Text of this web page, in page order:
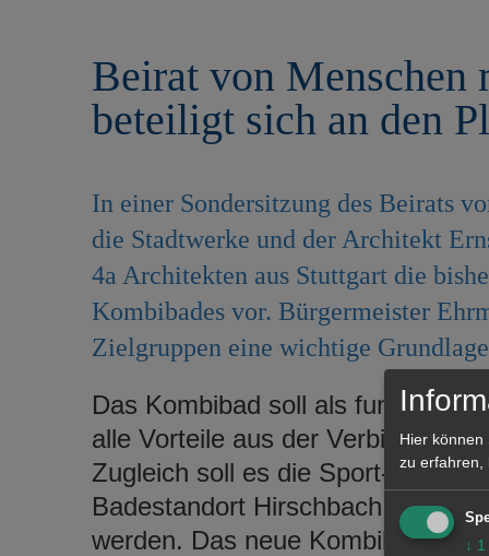
Beirat von Menschen
beteiligt sich an den
In einer Sondersitzung des Beirats
die Stadtwerke und der Architekt
4a Architekten aus Stuttgart die
Kombibades vor. Bürgermeister
Zielgruppen eine wichtige
Das Kombibad soll als
alle Vorteile aus der Verbindung
Zugleich soll es die Sport- und
Badestandort Hirschbach
werden. Das neue Kombibad soll
Hier können
zu erfahren,
↓ 1